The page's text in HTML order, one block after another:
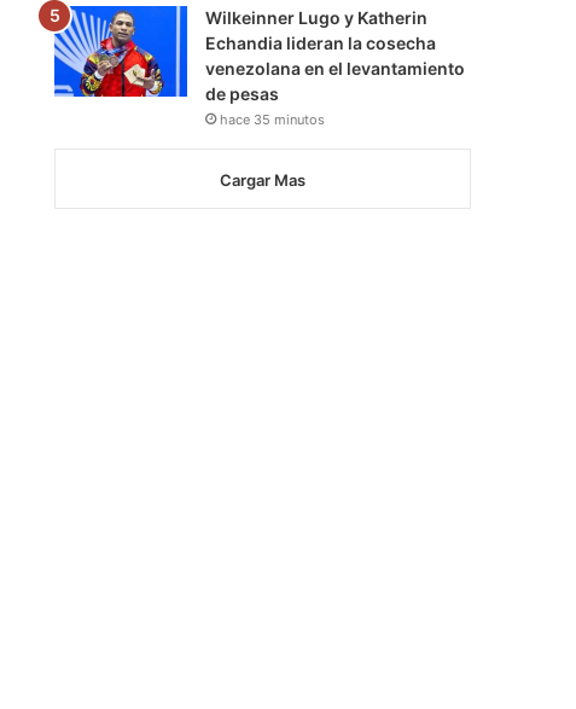
Wilkeinner Lugo y Katherin
Echandia lideran la cosecha
venezolana en el levantamiento
de pesas
hace 35 minutos
Cargar Mas